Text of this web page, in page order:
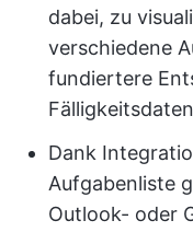
dabei, zu
verschiedene
fundiertere
Dank
Aufgabenliste
Outlook- oder